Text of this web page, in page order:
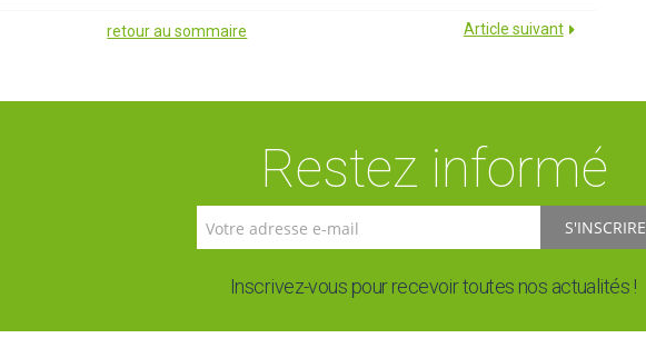
retour au sommaire Article suivant
Restez informé
S'INSCRIRE
Inscrivez-vous pour recevoir toutes nos actualités !